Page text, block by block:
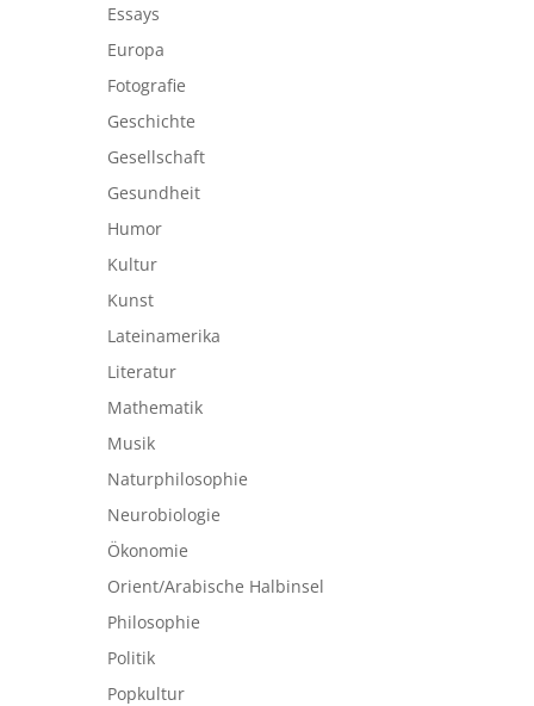
Essays
Europa
Fotografie
Geschichte
Gesellschaft
Gesundheit
Humor
Kultur
Kunst
Lateinamerika
Literatur
Mathematik
Musik
Naturphilosophie
Neurobiologie
Ökonomie
Orient/Arabische Halbinsel
Philosophie
Politik
Popkultur